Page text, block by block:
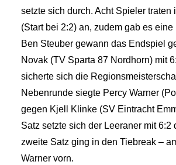
setzte sich durch. Acht Spieler traten
(Start bei 2:2) an, zudem gab es
Ben Steuber gewann das Endspiel
Novak (TV Sparta 87 Nordhorn) mit
sicherte sich die
Nebenrunde siegte Percy Warner
gegen Kjell Klinke (SV Eintracht
Satz setzte sich der Leeraner mit 6:2
zweite Satz ging in den Tiebreak –
Warner vorn.